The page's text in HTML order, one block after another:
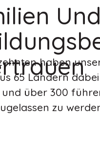
haben
65 Ländern
und über 300
zu